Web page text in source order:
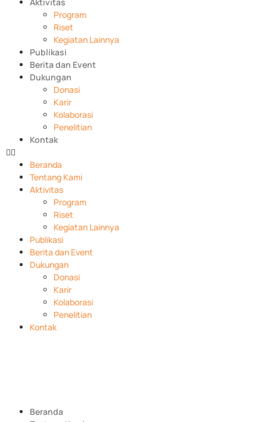
Program
Riset
Kegiatan Lainnya
Publikasi
Berita dan Event
Dukungan
Donasi
Karir
Kolaborasi
Penelitian
Kontak
Beranda
Tentang Kami
Aktivitas
Program
Riset
Kegiatan Lainnya
Publikasi
Berita dan Event
Dukungan
Donasi
Karir
Kolaborasi
Penelitian
Kontak
Beranda